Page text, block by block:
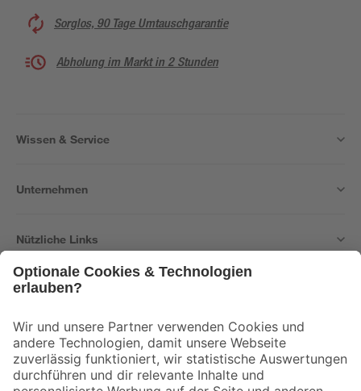
Sorglos, 90 Tage Umtauschgarantie
Abholung im Markt in 2 Stunden
Wissen & Service
Unternehmen
Nützliche Links
Der toom Newsletter: Keine Angebote und Aktionen mehr verpassen!
Zur Newsletter Anmeldung